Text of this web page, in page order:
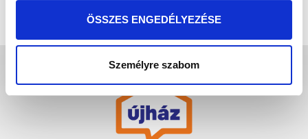
ÖSSZES ENGEDÉLYEZÉSE
Személyre szabom